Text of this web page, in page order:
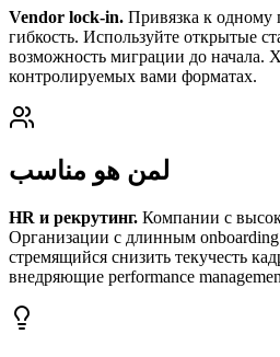
Vendor lock-in. Привязка к одному
гибкость. Используйте открытые
возможность миграции до начала.
контролируемых вами форматах.
لمن هو مناسب
HR и рекрутинг. Компании с
Организации с длинным
стремящийся снизить текучесть
внедряющие performance